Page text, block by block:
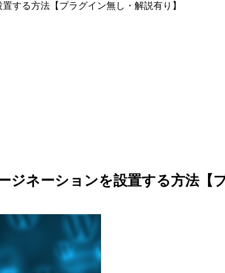
置する方法【プラグイン無し・解説有り】
ジネーションを設置する方法【